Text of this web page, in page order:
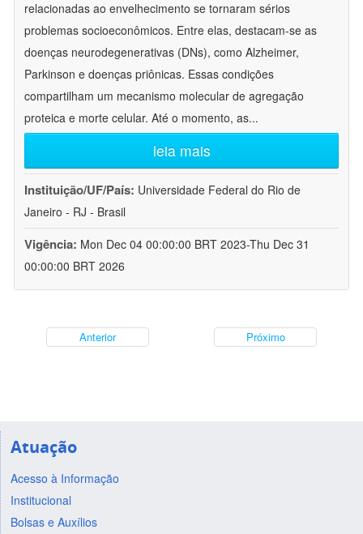
relacionadas ao envelhecimento se tornaram sérios
problemas socioeconômicos. Entre elas, destacam-se as
doenças neurodegenerativas (DNs), como Alzheimer,
Parkinson e doenças priônicas. Essas condições
compartilham um mecanismo molecular de agregação
proteica e morte celular. Até o momento, as...
leia mais
Instituição/UF/País: Universidade Federal do Rio de
Janeiro - RJ - Brasil
Vigência: Mon Dec 04 00:00:00 BRT 2023-Thu Dec 31
00:00:00 BRT 2026
Anterior Próximo
Atuação
Acesso à Informação
Institucional
Bolsas e Auxílios